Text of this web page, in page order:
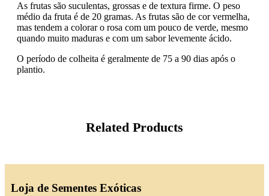
As frutas são suculentas, grossas e de textura firme. O peso
médio da fruta é de 20 gramas. As frutas são de cor vermelha,
mas tendem a colorar o rosa com um pouco de verde, mesmo
quando muito maduras e com um sabor levemente ácido.
O período de colheita é geralmente de 75 a 90 dias após o
plantio.
Related Products
Loja de Sementes Exóticas